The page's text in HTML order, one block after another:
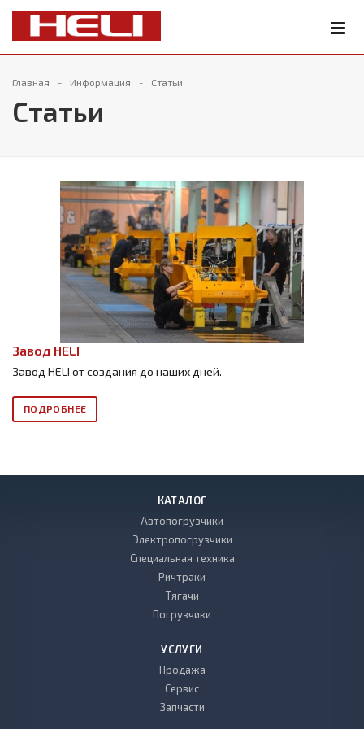
Главная Информация Статьи
Статьи
Завод HELI
Завод HELI от создания до наших дней.
ПОДРОБНЕЕ
КАТАЛОГ
Автопогрузчики
Электропогрузчики
Специальная техника
Ричтраки
Тягачи
Погрузчики
УСЛУГИ
Продажа
Сервис
Запчасти